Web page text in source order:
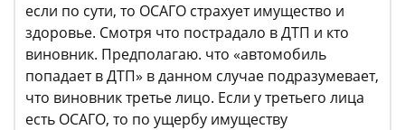
если по сути, то ОСАГО страхует имущество и
здоровье. Смотря что пострадало в ДТП и кто
виновник. Предполагаю. что «автомобиль
попадает в ДТП» в данном случае подразумевает,
что виновник третье лицо. Если у третьего лица
есть ОСАГО, то по ущербу имуществу